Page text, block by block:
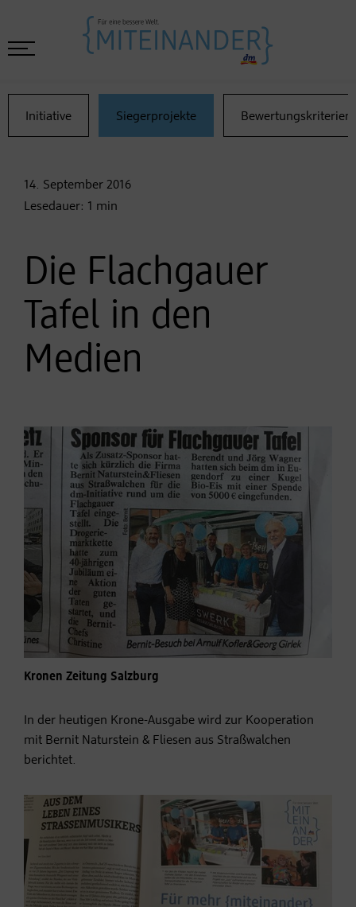
Initiative Siegerprojekte Bewertungskriterien
14. September 2016
Lesedauer: 1 min
Die Flachgauer
Tafel in den
Medien
Kronen Zeitung Salzburg
In der heutigen Krone-Ausgabe wird zur Kooperation
mit Bernit Naturstein & Fliesen aus Straßwalchen
berichtet.